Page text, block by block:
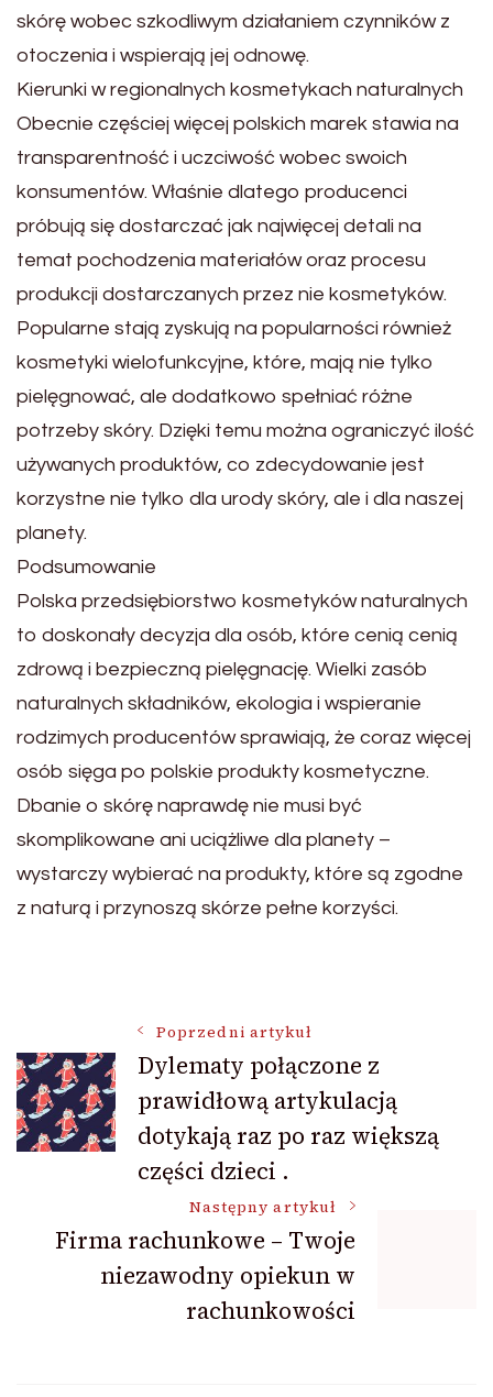
skórę wobec szkodliwym działaniem czynników z
otoczenia i wspierają jej odnowę.
Kierunki w regionalnych kosmetykach naturalnych
Obecnie częściej więcej polskich marek stawia na
transparentność i uczciwość wobec swoich
konsumentów. Właśnie dlatego producenci
próbują się dostarczać jak najwięcej detali na
temat pochodzenia materiałów oraz procesu
produkcji dostarczanych przez nie kosmetyków.
Popularne stają zyskują na popularności również
kosmetyki wielofunkcyjne, które, mają nie tylko
pielęgnować, ale dodatkowo spełniać różne
potrzeby skóry. Dzięki temu można ograniczyć ilość
używanych produktów, co zdecydowanie jest
korzystne nie tylko dla urody skóry, ale i dla naszej
planety.
Podsumowanie
Polska przedsiębiorstwo kosmetyków naturalnych
to doskonały decyzja dla osób, które cenią cenią
zdrową i bezpieczną pielęgnację. Wielki zasób
naturalnych składników, ekologia i wspieranie
rodzimych producentów sprawiają, że coraz więcej
osób sięga po polskie produkty kosmetyczne.
Dbanie o skórę naprawdę nie musi być
skomplikowane ani uciążliwe dla planety –
wystarczy wybierać na produkty, które są zgodne
z naturą i przynoszą skórze pełne korzyści.
Nawigacja
wpisu
Poprzedni artykuł
Dylematy połączone z
prawidłową artykulacją
dotykają raz po raz większą
części dzieci .
Następny artykuł
Firma rachunkowe – Twoje
niezawodny opiekun w
rachunkowości